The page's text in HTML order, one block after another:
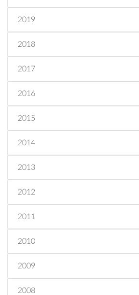
2019
2018
2017
2016
2015
2014
2013
2012
2011
2010
2009
2008